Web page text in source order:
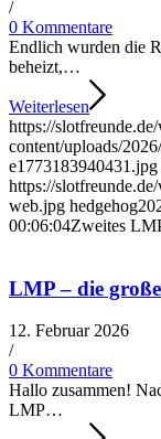
/
0 Kommentare
Endlich wurden die
beheizt,…
Weiterlesen
https://
content/uploads/
e1773183940431.jpg
https://
web.jpg hedgehog
00:06:04Zweites
LMP – die
12. Februar 2026
/
0 Kommentare
Hallo zusammen!
LMP…